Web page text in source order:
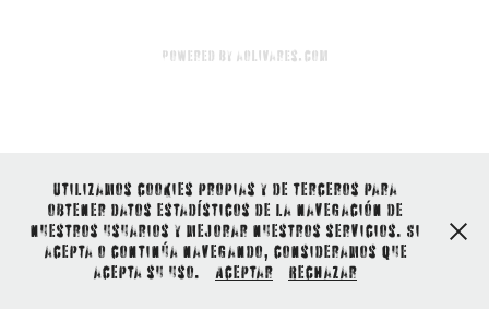
Powered by aolivares.com
Utilizamos cookies propias y de terceros para
obtener datos estadísticos de la navegación de
nuestros usuarios y mejorar nuestros servicios. Si
acepta o continúa navegando, consideramos que
acepta su uso.
Aceptar Rechazar